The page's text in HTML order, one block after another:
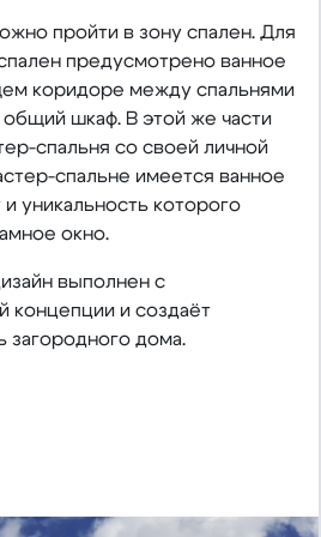
пройти в зону спален. Для
предусмотрено ванное
коридоре между спальнями
шкаф. В этой же части
спальня со своей личной
спальне имеется ванное
уникальность которого
окно.
выполнен с
и создаёт
загородного дома.